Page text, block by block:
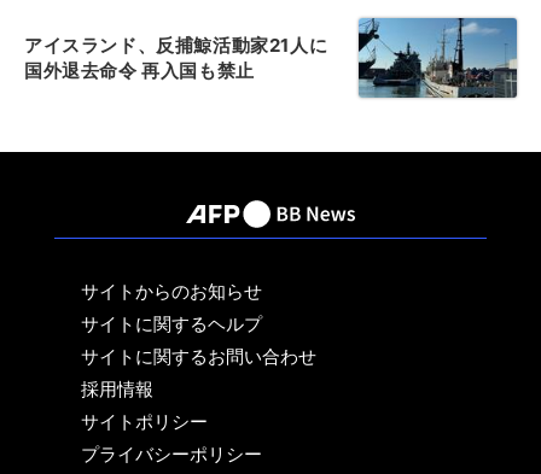
アイスランド、反捕鯨活動家21人に
国外退去命令 再入国も禁止
サイトからのお知らせ
サイトに関するヘルプ
サイトに関するお問い合わせ
採用情報
サイトポリシー
プライバシーポリシー